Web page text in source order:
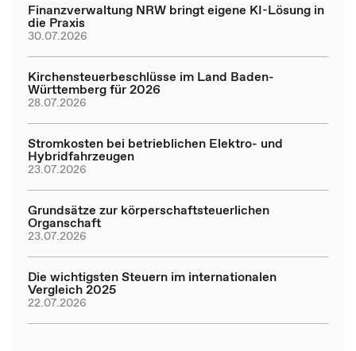
Finanzverwaltung NRW bringt eigene KI-Lösung in
die Praxis
30.07.2026
Kirchensteuerbeschlüsse im Land Baden-
Württemberg für 2026
28.07.2026
Stromkosten bei betrieblichen Elektro- und
Hybridfahrzeugen
23.07.2026
Grundsätze zur körperschaftsteuerlichen
Organschaft
23.07.2026
Die wichtigsten Steuern im internationalen
Vergleich 2025
22.07.2026